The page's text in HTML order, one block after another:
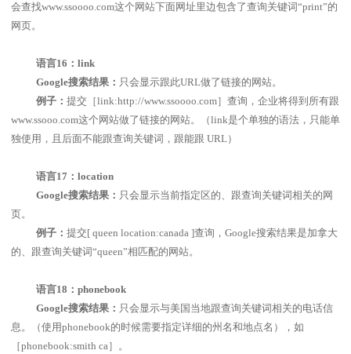
会查找www.ssoooo.com这个网站下面网址里边包含了查询关键词“print”的
网页。
语言16 ： link
Google搜索结果： 只会显示跟此URL做了链接的网站。
例子： 提交［link:http://www.ssoooo.com］查询，企业将得到所有跟
www.ssooo.com这个网站做了链接的网站。（link是个单独的语法，只能单
独使用，且后面不能跟查询关键词，跟能跟 URL ）
语言17 ： location
Google搜索结果： 只会显示当前指定区的、跟查询关键词相关的网
页。
例子： 提交[ queen location:canada ]查询， Google搜索结果是加拿大
的、跟查询关键词“queen”相匹配的网站。
语言18 ： phonebook
Google搜索结果： 只会显示与美国当地跟查询关键词相关的电话信
息。（使用phonebook的时候需要指定详细的州名和地点名），如
［phonebook:smith ca］。